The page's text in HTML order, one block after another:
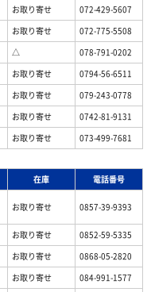
お取り寄せ
072-429-5607
お取り寄せ
072-775-5508
△
078-791-0202
お取り寄せ
0794-56-6511
お取り寄せ
079-243-0778
お取り寄せ
0742-81-9131
お取り寄せ 073-499-7681
在庫 電話番号
お取り寄せ 0857-39-9393
お取り寄せ
0852-59-5335
お取り寄せ
0868-05-2820
お取り寄せ
084-991-1577